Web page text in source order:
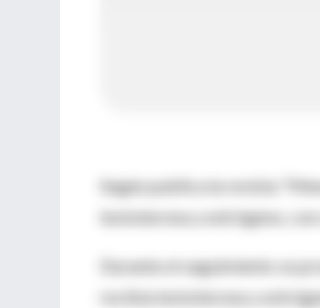
Según publica la revista
testoterona y estrógeno, con
Durante el seguimiento se
recibía testoterona y